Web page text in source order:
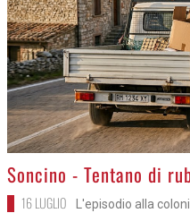
>
Soncino - Tentano di
16 LUGLIO L'episodio alla